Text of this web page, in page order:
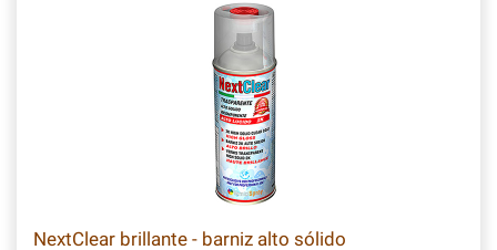
NextClear brillante - barniz alto sólido